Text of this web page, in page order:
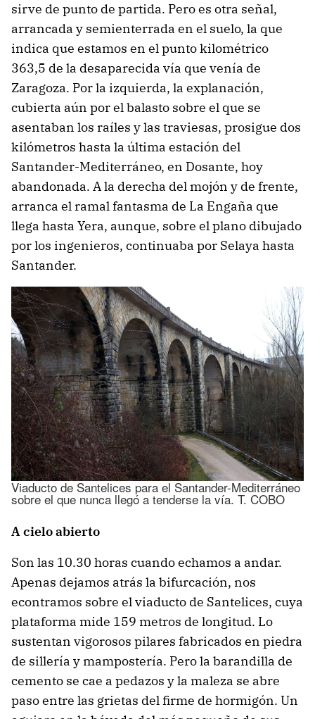
sirve de punto de partida. Pero es otra señal,
arrancada y semienterrada en el suelo, la que
indica que estamos en el punto kilométrico
363,5 de la desaparecida vía que venía de
Zaragoza. Por la izquierda, la explanación,
cubierta aún por el balasto sobre el que se
asentaban los raíles y las traviesas, prosigue dos
kilómetros hasta la última estación del
Santander-Mediterráneo, en Dosante, hoy
abandonada. A la derecha del mojón y de frente,
arranca el ramal fantasma de La Engaña que
llega hasta Yera, aunque, sobre el plano dibujado
por los ingenieros, continuaba por Selaya hasta
Santander.
Viaducto de Santelices para el Santander-Mediterráneo
sobre el que nunca llegó a tenderse la vía. T. COBO
A cielo abierto
Son las 10.30 horas cuando echamos a andar.
Apenas dejamos atrás la bifurcación, nos
econtramos sobre el viaducto de Santelices, cuya
plataforma mide 159 metros de longitud. Lo
sustentan vigorosos pilares fabricados en piedra
de sillería y mampostería. Pero la barandilla de
cemento se cae a pedazos y la maleza se abre
paso entre las grietas del firme de hormigón. Un